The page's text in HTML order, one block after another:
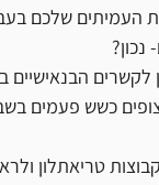
העמיתים שלכם
לקשרים
כשש פעמים
טריאתלון